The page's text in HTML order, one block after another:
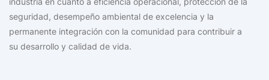
seguridad, desempeño ambiental de excelencia y la
permanente integración con la comunidad para contribuir a
su desarrollo y calidad de vida.